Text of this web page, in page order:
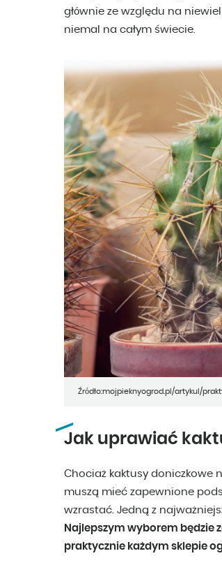
głównie ze względu na
niemal na całym świecie.
Źródło:mojpieknyogrod.pl/artykul/
Jak uprawiać
Chociaż kaktusy doniczkowe
muszą mieć zapewnione
wzrastać. Jedną z
Najlepszym wyborem będzie
praktycznie każdym sklepie